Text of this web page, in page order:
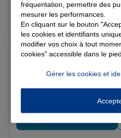
l'agence au top 👌
Prendre un RDV
Le 18/03/2026 - Agence LARUNS
dans les meilleures conditions
Martine E.
fréquentation, permettre des
mesurer les performances.
En cliquant sur le bouton
les cookies et identifiants
modifier vos choix à tout
cookies" accessible dans le
Gérer les cookies et